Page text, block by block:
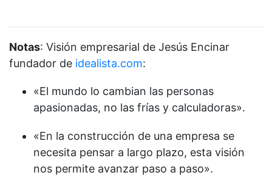
Notas: Visión empresarial de Jesús Encinar
fundador de idealista.com:
«El mundo lo cambian las personas
apasionadas, no las frías y calculadoras».
«En la construcción de una empresa se
necesita pensar a largo plazo, esta visión
nos permite avanzar paso a paso».